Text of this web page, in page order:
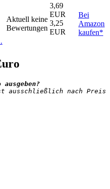
Aktuell keine
Bewertungen
3,69
EUR
3,25
EUR
Bei
Amazon
kaufen*
ausschließlich nach